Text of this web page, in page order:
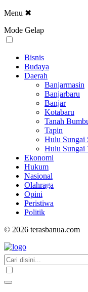
Menu ✖
Mode Gelap
Bisnis
Budaya
Daerah
Banjarmasin
Banjarbaru
Banjar
Kotabaru
Tanah
Tapin
Hulu Sungai
Hulu Sungai
Ekonomi
Hukum
Nasional
Olahraga
Opini
Peristiwa
Politik
© 2026 terasbanua.com